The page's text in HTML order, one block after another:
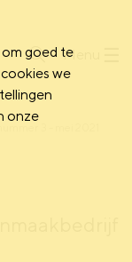
Menu
goed te
we
onze